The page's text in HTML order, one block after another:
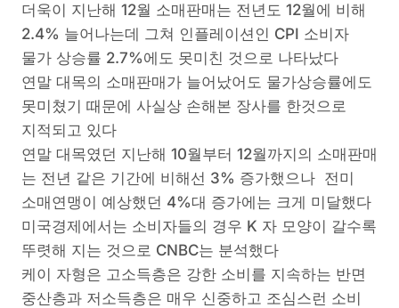
더욱이 지난해 12월 소매판매는 전년도 12월에 비해
2.4% 늘어나는데 그쳐 인플레이션인 CPI 소비자
물가 상승률 2.7%에도 못미친 것으로 나타났다
연말 대목의 소매판매가 늘어났어도 물가상승률에도
못미쳤기 때문에 사실상 손해본 장사를 한것으로
지적되고 있다
연말 대목였던 지난해 10월부터 12월까지의 소매판매
는 전년 같은 기간에 비해선 3% 증가했으나 전미
소매연맹이 예상했던 4%대 증가에는 크게 미달했다
미국경제에서는 소비자들의 경우 K 자 모양이 갈수록
뚜렷해 지는 것으로 CNBC는 분석했다
케이 자형은 고소득층은 강한 소비를 지속하는 반면
중산층과 저소득층은 매우 신중하고 조심스런 소비